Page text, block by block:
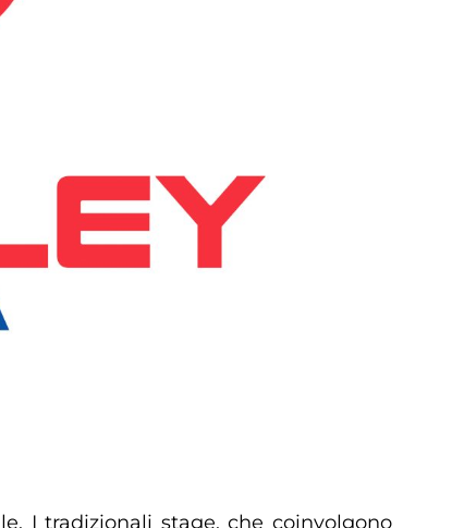
I tradizionali stage, che coinvolgono